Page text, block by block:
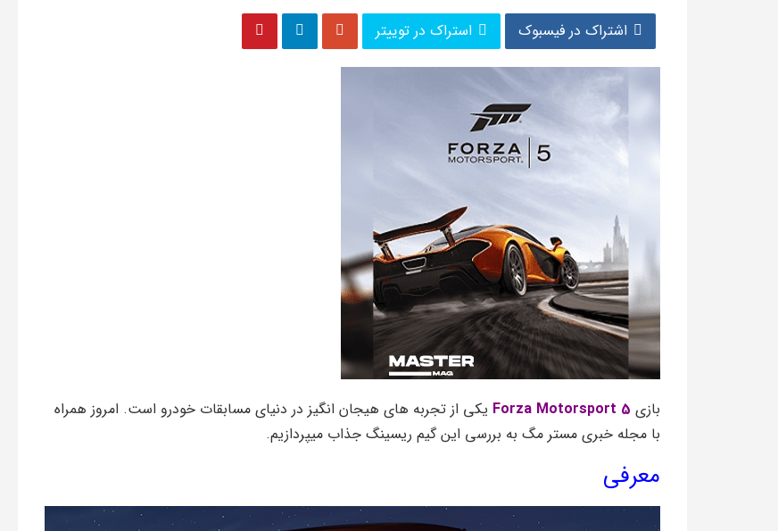
اشتراک در فیسبوک استراک در توییتر
بازی Forza Motorsport 5 یکی از تجربه‌ های هیجان‌ انگیز در دنیای مسابقات خودرو است. امروز همراه
با مجله خبری مستر مگ به بررسی این گیم ریسینگ جذاب میپردازیم.
معرفی